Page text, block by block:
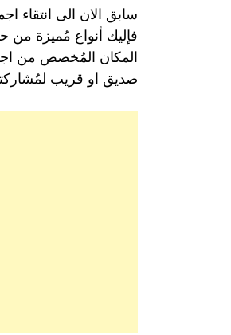
سابق الان الى انتقاء
فإليك أنواع مُميزة من
المكان المُخصص من
صديق او قريب